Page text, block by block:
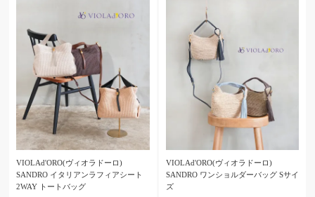
VIOLAd'ORO(ヴィオラドーロ)
SANDRO イタリアンラフィアシート
2WAY トートバッグ
VIOLAd'ORO(ヴィオラドーロ)
SANDRO ワンショルダーバッグ Sサイ
ズ